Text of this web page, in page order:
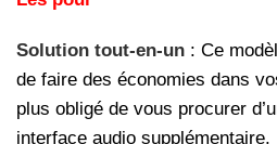
Solution tout-en-un : Ce
de faire des économies dans
plus obligé de vous procurer
interface audio supplémentaire.